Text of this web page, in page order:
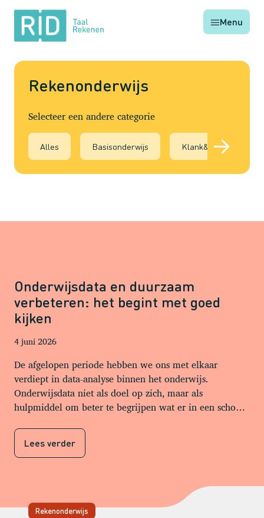
RID
Taal
Rekenen
Menu
Rekenonderwijs
Selecteer een andere categorie
Alles Basisonderwijs Klank&WoordKr8
Onderwijsdata en duurzaam
verbeteren: het begint met goed
kijken
4 juni 2026
De afgelopen periode hebben we ons met elkaar
verdiept in data-analyse binnen het onderwijs.
Onderwijsdata niet als doel op zich, maar als
hulpmiddel om beter te begrijpen wat er in een school
aanknopingspunten voor duurzaam verbeteren bieden,
maar alleen als we er zorgvuldig naar kijken.
Lees verder
Rekenonderwijs